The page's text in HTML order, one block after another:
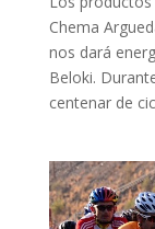
Chema
nos dará
Beloki.
centenar de